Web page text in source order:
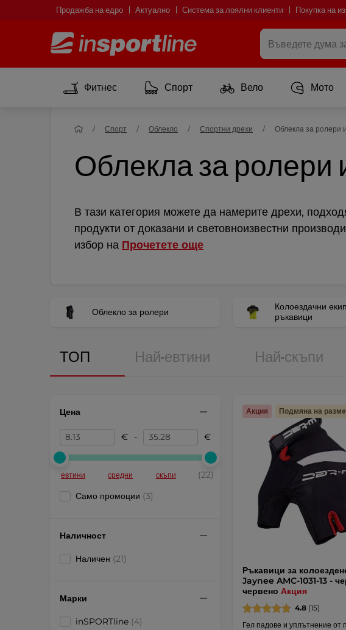
Продажба на едро Актуално Система за лоялни клиенти Покупка на
Фитнес Спорт Вело Мото
Облекла за ролери
В тази категория можете да намерите дрехи,
продукти от доказани и световноизвестни
избор на Прочетете още
Спорт Облекло Спортни дрехи Облекла за ролери
Облекло за ролери
Колоездачни
ръкавици
ТОП Най-евтини Най-скъпи
Цена
€ - €
евтини средни скъпи
(22)
Само промоции (3)
Наличност
Наличен (21)
Марки
inSPORTline (4)
Акция Подмяна на
Ръкавици за
Jaynee AMC-1031-13 -
червено Акция
4.8 (15)
Гел падове и уплътнение от